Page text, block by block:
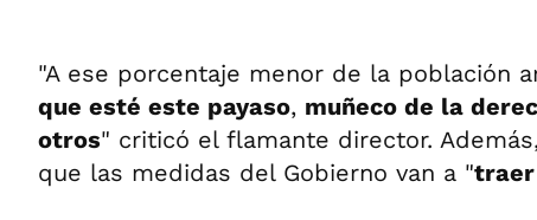
"A ese porcentaje menor de la población
que esté este payaso, muñeco de la
otros" criticó el flamante director.
que las medidas del Gobierno van a "traer